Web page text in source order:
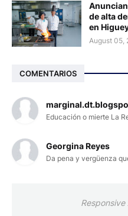
de alta
en
August 05,
COMENTARIOS
Educación o mierte La
Georgina Reyes
Da pena y vergüenza